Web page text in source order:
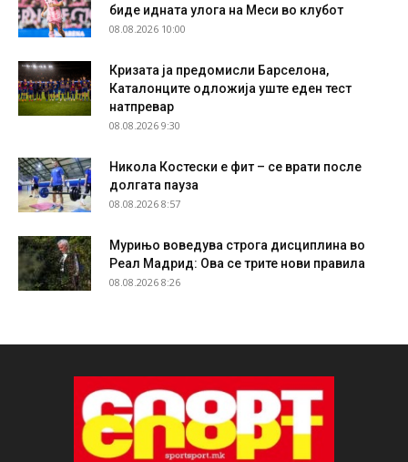
биде идната улога на Меси во клубот
08.08.2026 10:00
Кризата ја предомисли Барселона,
Каталонците одложија уште еден тест
натпревар
08.08.2026 9:30
Никола Костески е фит – се врати после
долгата пауза
08.08.2026 8:57
Мурињо воведува строга дисциплина во
Реал Мадрид: Ова се трите нови правила
08.08.2026 8:26